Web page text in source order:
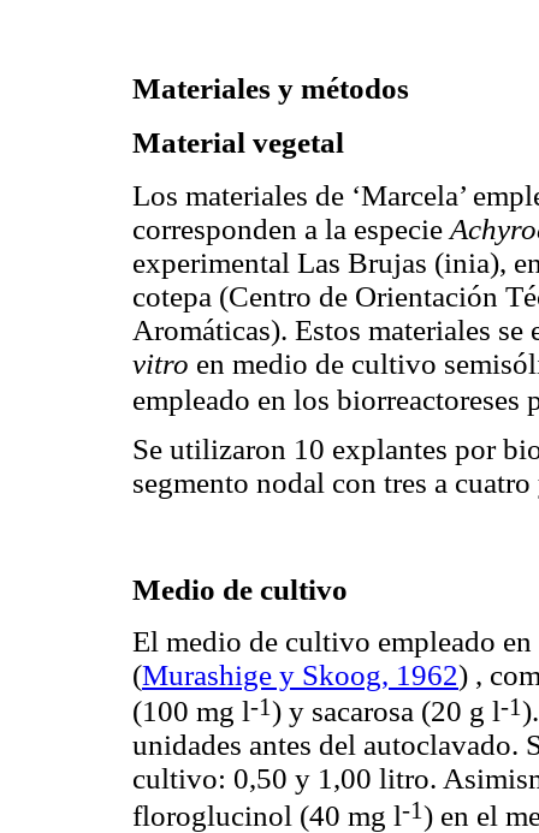
Materiales y métodos
Material vegetal
Los materiales de ‘Marcela’
corresponden a la especie
experimental Las Brujas (inia),
cotepa (Centro de Orientación
Aromáticas). Estos materiales
vitro en medio de cultivo
empleado en los
Se utilizaron 10 explantes por
segmento nodal con tres a
Medio de cultivo
El medio de cultivo empleado
(Murashige y Skoog, 1962) ,
(100 mg l-1) y sacarosa (20 g l-1
unidades antes del autoclavado.
cultivo: 0,50 y 1,00 litro.
floroglucinol (40 mg l-1) en el